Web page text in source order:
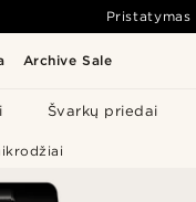
Archive Sale
Švarkų priedai
Pristatymas